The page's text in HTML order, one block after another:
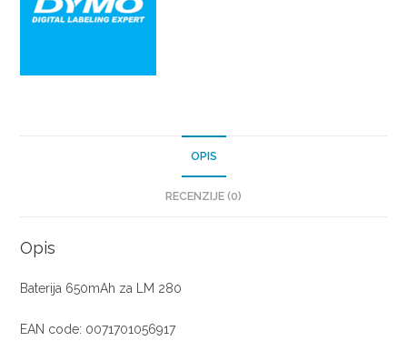
OPIS
RECENZIJE (0)
Opis
Baterija 650mAh za LM 280
EAN code: 0071701056917